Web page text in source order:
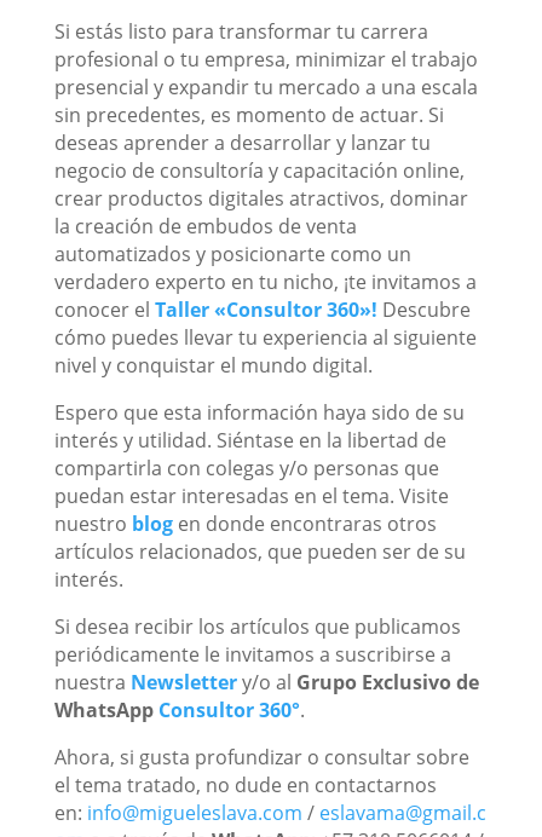
Si estás listo para transformar tu carrera
profesional o tu empresa, minimizar el trabajo
presencial y expandir tu mercado a una escala
sin precedentes, es momento de actuar. Si
deseas aprender a desarrollar y lanzar tu
negocio de consultoría y capacitación online,
crear productos digitales atractivos, dominar
la creación de embudos de venta
automatizados y posicionarte como un
verdadero experto en tu nicho, ¡te invitamos a
conocer el Taller «Consultor 360»! Descubre
cómo puedes llevar tu experiencia al siguiente
nivel y conquistar el mundo digital.
Espero que esta información haya sido de su
interés y utilidad. Siéntase en la libertad de
compartirla con colegas y/o personas que
puedan estar interesadas en el tema. Visite
nuestro blogen donde encontraras otros
artículos relacionados, que pueden ser de su
interés.
Si desea recibir los artículos que publicamos
periódicamente le invitamos a suscribirse a
nuestra Newslettery/o al Grupo Exclusivo de
WhatsApp Consultor 360°.
Ahora, si gusta profundizar o consultar sobre
el tema tratado, no dude en contactarnos
en: info@migueleslava.com / eslavama@gmail.c